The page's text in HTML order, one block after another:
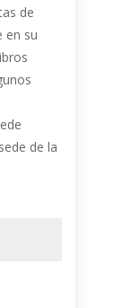
de
en su
de la